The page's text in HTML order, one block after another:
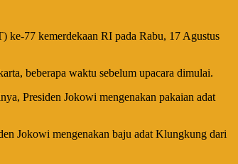
ke-77 kemerdekaan RI pada Rabu, 17 Agustus
beberapa waktu sebelum upacara dimulai.
Presiden Jokowi mengenakan pakaian adat
Jokowi mengenakan baju adat Klungkung dari